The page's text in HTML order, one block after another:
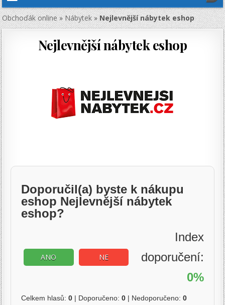
Obchoďák online»Nábytek»Nejlevnější nábytek eshop
Nejlevnější nábytek eshop
Doporučil(a) byste k nákupu
eshop Nejlevnější nábytek
eshop?
ANO NE
Index
doporučení:
0%
Celkem hlasů:0 | Doporučeno:0 | Nedoporučeno:0